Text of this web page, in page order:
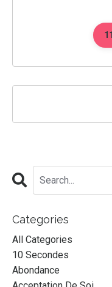
Categories
All Categories
10 Secondes
Abondance